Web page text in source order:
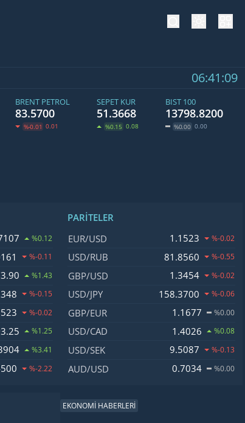
06:41:09
BRENT PETROL
83.5700
%-0.01 0.01
SEPET KUR
51.3668
%0.15 0.08
BIST 100
13798.8200
%0.00 0.00
%0.12
%-0.11
%1.43
%-0.15
%-0.02
%1.25
%3.41
%-2.22
PARITELER
İsim, Kod Fiyat, Değişim
EUR/USD 1.1523 %-0.02
USD/RUB 81.8560 %-0.55
GBP/USD 1.3454 %-0.02
USD/JPY 158.3700 %-0.06
GBP/EUR 1.1677 %0.00
USD/CAD 1.4026 %0.08
USD/SEK 9.5087 %-0.13
AUD/USD 0.7034 %0.00
EKONOMİ HABERLERİ